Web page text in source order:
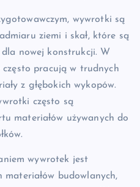
wywrotki są
ziemi i skał, które są
nowej konstrukcji. W
pracują w trudnych
z głębokich wykopów.
często są
materiałów używanych do
wywrotek jest
budowlanych,